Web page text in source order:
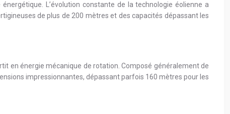
L’évolution constante de la technologie éolienne a
de plus de 200 mètres et des capacités dépassant les
en énergie mécanique de rotation. Composé généralement de
impressionnantes, dépassant parfois 160 mètres pour les